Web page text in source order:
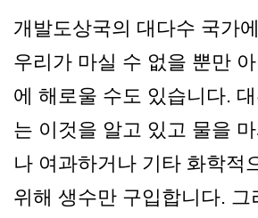
개발도상국의 대다수 국가
우리가 마실 수 없을 뿐만
에 해로울 수도 있습니다.
는 이것을 알고 있고 물을
나 여과하거나 기타 화학적
위해 생수만 구입합니다. 그